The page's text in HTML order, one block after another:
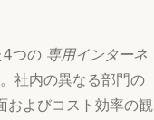
4つの 専用インターネ
社内の異なる部門の
およびコスト効率の観